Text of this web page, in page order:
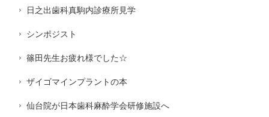
日之出歯科真駒内診療所見学
シンポジスト
篠田先生お疲れ様でした☆
ザイゴマインプラントの本
仙台院が日本歯科麻酔学会研修施設へ